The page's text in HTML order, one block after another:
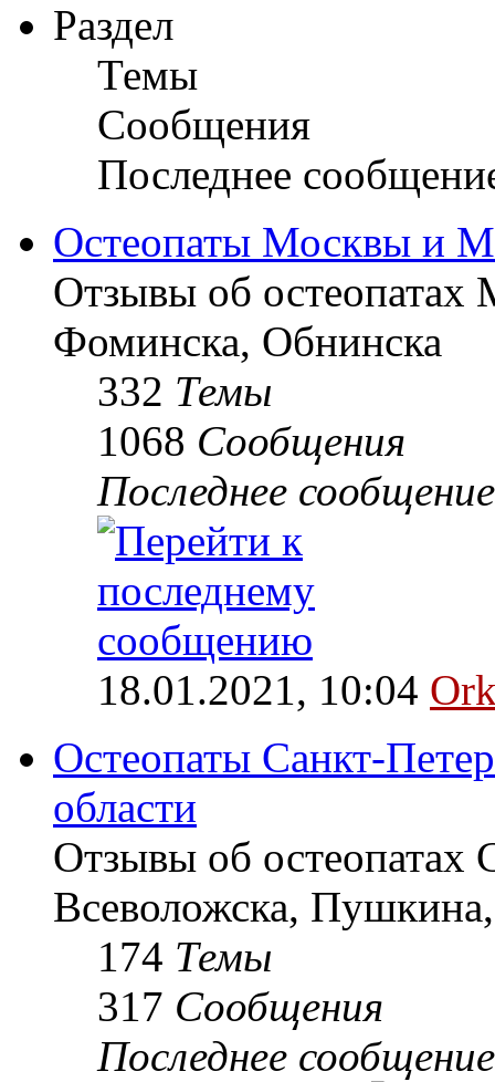
Раздел
Темы
Сообщения
Последнее
Остеопаты Москвы и
Отзывы об
Фоминска, Обнинска
332 Темы
1068 Сообщения
Последнее сообщение
18.01.2021, 10:04
Остеопаты Санкт-
области
Отзывы об остеопатах
Всеволожска,
174 Темы
317 Сообщения
Последнее сообщение